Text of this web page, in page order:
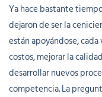
Ya hace bastante
dejaron de ser la
están apoyándose,
costos, mejorar la
desarrollar nuevos
competencia. La